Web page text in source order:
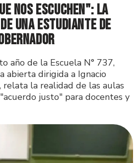
nos escuchen": La
una estudiante de
año de la Escuela N° 737,
abierta dirigida a Ignacio
la realidad de las aulas
justo" para docentes y